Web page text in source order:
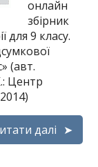
онлайн
збірник
для 9 класу.
(авт.
Центр
далі